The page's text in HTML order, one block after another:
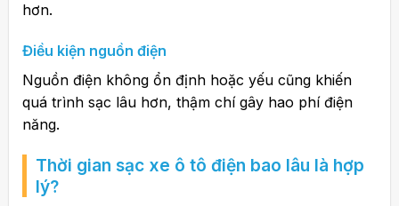
hơn.
Điều kiện nguồn điện
Nguồn điện không ổn định hoặc yếu cũng khiến
quá trình sạc lâu hơn, thậm chí gây hao phí điện
năng.
Thời gian sạc xe ô tô điện bao lâu là hợp
lý?